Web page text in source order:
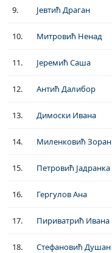
9. Јевтић Драган
10. Митровић Ненад
11. Јеремић Саша
12. Антић Далибор
13. Димоски Ивана
14. Миленковић Зоран
15. Петровић Јадранка
16. Гергулов Ана
17. Пириватрић Ивана
18. Стефановић Душан